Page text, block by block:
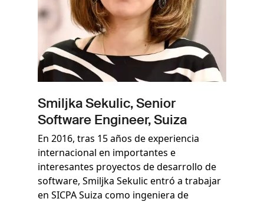
Smiljka Sekulic, Senior
Software Engineer, Suiza
En 2016, tras 15 años de experiencia
internacional en importantes e
interesantes proyectos de desarrollo de
software, Smiljka Sekulic entró a trabajar
en SICPA Suiza como ingeniera de